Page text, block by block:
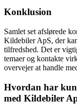
Konklusion
Samlet set afslørede
Kildebiler ApS, der
tilfredshed. Det er
temaer og kontakte
overvejer at handle
Hvordan har
med Kildebiler